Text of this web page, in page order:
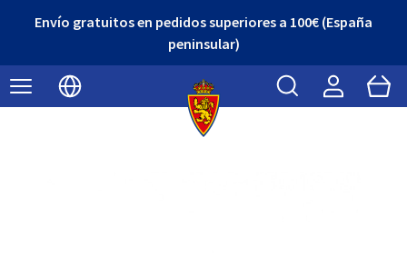
Envío gratuitos en pedidos superiores a 100€ (España
peninsular)
Seleccionar idioma
Buscar Cart